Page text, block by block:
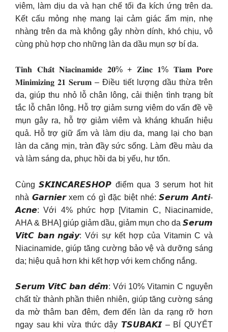
viêm, làm dịu da và hạn chế tối đa kích ứng trên da.
Kết cấu mỏng nhẹ mang lại cảm giác ẩm mịn, nhẹ
nhàng trên da mà không gây nhờn dính, khó chịu, vô
cùng phù hợp cho những làn da dầu mụn sợ bí da.
𝐓𝐢𝐧𝐡 𝐂𝐡𝐚̂́𝐭 𝐍𝐢𝐚𝐜𝐢𝐧𝐚𝐦𝐢𝐝𝐞 𝟐𝟎% + 𝐙𝐢𝐧𝐜 𝟏% 𝐓𝐢𝐚𝐦 𝐏𝐨𝐫𝐞
𝐌𝐢𝐧𝐢𝐦𝐢𝐳𝐢𝐧𝐠 𝟐𝟏 𝐒𝐞𝐫𝐮𝐦 – Điều tiết lượng dầu thừa trên
da, giúp thu nhỏ lỗ chân lông, cải thiện tình trạng bít
tắc lỗ chân lông. Hỗ trợ giảm sưng viêm do vấn đề về
mụn gây ra, hỗ trợ giảm viêm và kháng khuẩn hiệu
quả. Hỗ trợ giữ ẩm và làm dịu da, mang lại cho bạn
làn da căng mịn, tràn đầy sức sống. Làm đều màu da
và làm sáng da, phục hồi da bị yếu, hư tổn.
Cùng 𝙎𝙆𝙄𝙉𝘾𝘼𝙍𝙀𝙎𝙃𝙊𝙋 điểm qua 3 serum hot hit
nhà 𝙂𝙖𝙧𝙣𝙞𝙚𝙧 xem có gì đặc biệt nhé: 𝙎𝙚𝙧𝙪𝙢 𝘼𝙣𝙩𝙞-
𝘼𝙘𝙣𝙚: Với 4% phức hợp [Vitamin C, Niacinamide,
AHA & BHA] giúp giảm dầu, giảm mụn cho da 𝙎𝙚𝙧𝙪𝙢
𝙑𝙞𝙩𝘾 𝙗𝙖𝙣 𝙣𝙜𝙖̀𝙮: Với sự kết hợp của Vitamin C và
Niacinamide, giúp tăng cường bảo vệ và dưỡng sáng
da; hiệu quả hơn khi kết hợp với kem chống nắng.
𝙎𝙚𝙧𝙪𝙢 𝙑𝙞𝙩𝘾 𝙗𝙖𝙣 𝙙𝙚̂𝙢: Với 10% Vitamin C nguyên
chất từ thành phần thiên nhiên, giúp tăng cường sáng
da mờ thâm ban đêm, đem đến làn da rạng rỡ hơn
ngay sau khi vừa thức dậy 𝙏𝙎𝙐𝘽𝘼𝙆𝙄 – BÍ QUYẾT